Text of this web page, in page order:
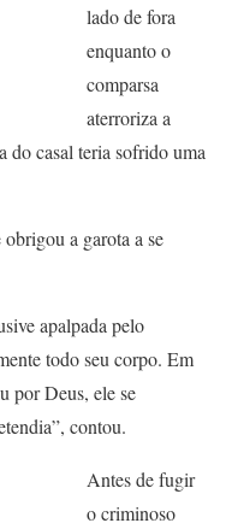
lado de fora
enquanto o
comparsa
aterroriza a
casal teria sofrido uma
a garota a se
apalpada pelo
todo seu corpo. Em
por Deus, ele se
contou.
Antes de fugir
o criminoso